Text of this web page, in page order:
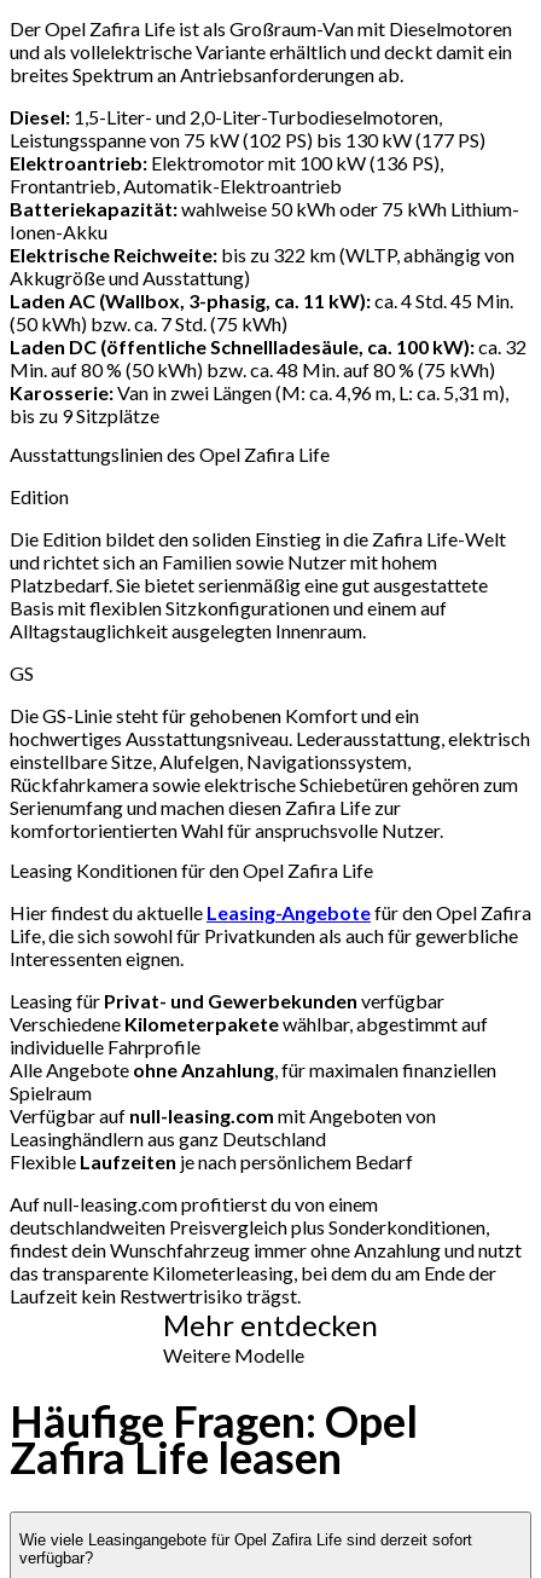
Der Opel Zafira Life ist als Großraum-Van mit Dieselmotoren
und als vollelektrische Variante erhältlich und deckt damit ein
breites Spektrum an Antriebsanforderungen ab.
Diesel: 1,5-Liter- und 2,0-Liter-Turbodieselmotoren,
Leistungsspanne von 75 kW (102 PS) bis 130 kW (177 PS)
Elektroantrieb: Elektromotor mit 100 kW (136 PS),
Frontantrieb, Automatik-Elektroantrieb
Batteriekapazität:wahlweise 50 kWh oder 75 kWh Lithium-
Ionen-Akku
Elektrische Reichweite: bis zu 322 km (WLTP, abhängig von
Akkugröße und Ausstattung)
Laden AC (Wallbox, 3-phasig, ca. 11 kW):ca. 4 Std. 45 Min.
(50 kWh) bzw. ca. 7 Std. (75 kWh)
Laden DC (öffentliche Schnellladesäule, ca. 100 kW):ca. 32
Min. auf 80 % (50 kWh) bzw. ca. 48 Min. auf 80 % (75 kWh)
Karosserie:Van in zwei Längen (M: ca. 4,96 m, L: ca. 5,31 m),
bis zu 9 Sitzplätze
Ausstattungslinien des Opel Zafira Life
Edition
Die Edition bildet den soliden Einstieg in die Zafira Life-Welt
und richtet sich an Familien sowie Nutzer mit hohem
Platzbedarf. Sie bietet serienmäßig eine gut ausgestattete
Basis mit flexiblen Sitzkonfigurationen und einem auf
Alltagstauglichkeit ausgelegten Innenraum.
GS
Die GS-Linie steht für gehobenen Komfort und ein
hochwertiges Ausstattungsniveau. Lederausstattung, elektrisch
einstellbare Sitze, Alufelgen, Navigationssystem,
Rückfahrkamera sowie elektrische Schiebetüren gehören zum
Serienumfang und machen diesen Zafira Life zur
komfortorientierten Wahl für anspruchsvolle Nutzer.
Leasing Konditionen für den Opel Zafira Life
Hier findest du aktuelle Leasing-Angebotefür den Opel Zafira
Life, die sich sowohl für Privatkunden als auch für gewerbliche
Interessenten eignen.
Leasing für Privat- und Gewerbekunden verfügbar
Verschiedene Kilometerpaketewählbar, abgestimmt auf
individuelle Fahrprofile
Alle Angebote ohne Anzahlung , für maximalen finanziellen
Spielraum
Verfügbar auf null-leasing.com mit Angeboten von
Leasinghändlern aus ganz Deutschland
Flexible Laufzeiten je nach persönlichem Bedarf
Auf null-leasing.com profitierst du von einem
deutschlandweiten Preisvergleich plus Sonderkonditionen,
findest dein Wunschfahrzeug immer ohne Anzahlung und nutzt
das transparente Kilometerleasing, bei dem du am Ende der
Laufzeit kein Restwertrisiko trägst.
Mehr entdecken
Weitere Modelle
Häufige Fragen: Opel
Zafira Life leasen
Wie viele Leasingangebote für Opel Zafira Life sind derzeit sofort
verfügbar?